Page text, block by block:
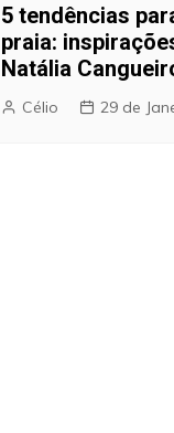
5 tendências
praia:
Natália
Célio 29 de